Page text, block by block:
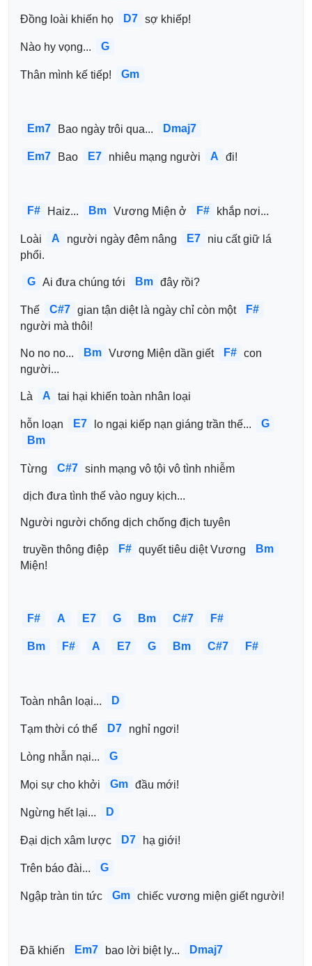
Đồng loài khiến họ D7 sợ khiếp!
Nào hy vọng... G
Thân mình kế tiếp! Gm
Em7 Bao ngày trôi qua... Dmaj7
Em7 Bao E7 nhiêu mạng người A đi!
F# Haiz... Bm Vương Miện ở F# khắp nơi...
Loài A người ngày đêm nâng E7
niu cất giữ lá
phổi.
G Ai đưa chúng tới Bm đây rồi?
Thế C#7 gian tận diệt là ngày chỉ còn một
F#
người mà thôi!
No no no... Bm Vương Miện dần giết F# con
người...
Là A tai hại khiến toàn nhân loại
hỗn loạn E7 lo ngại kiếp nạn giáng trần thế...
G
Bm
Từng C#7 sinh mạng vô tội vô tình nhiễm
dịch đưa tình thế vào nguy kịch...
Người người chống dịch chống địch tuyên
truyền thông điệp F# quyết tiêu diệt Vương
Bm
Miện!
F# A E7 G Bm C#7 F#
Bm F# A E7 G Bm C#7 F#
Toàn nhân loại... D
Tạm thời có thể D7 nghỉ ngơi!
Lòng nhẫn nại... G
Mọi sự cho khởi Gm đầu mới!
Ngừng hết lại... D
Đại dịch xâm lược D7 hạ giới!
Trên báo đài... G
Ngập tràn tin tức Gm chiếc vương miện giết người!
Đã khiến Em7 bao lời biệt ly... Dmaj7